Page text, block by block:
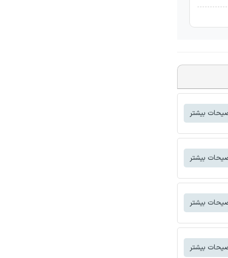
بیشتر
بیشتر
بیشتر
بیشتر